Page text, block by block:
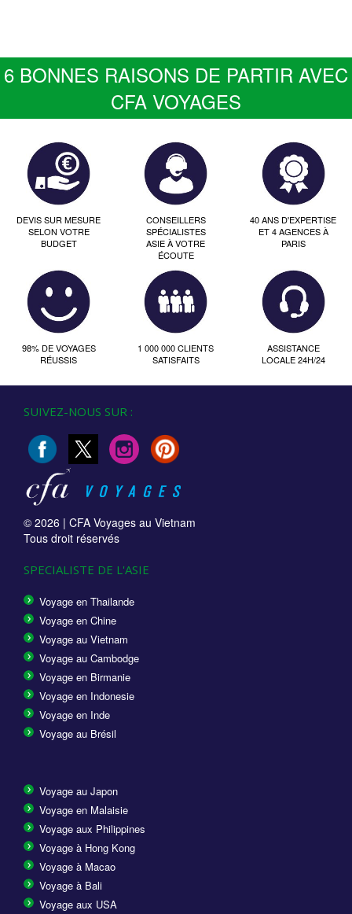
6 BONNES RAISONS DE PARTIR AVEC
CFA VOYAGES
DEVIS SUR MESURE
SELON VOTRE
BUDGET
CONSEILLERS
SPÉCIALISTES
ASIE À VOTRE
ÉCOUTE
40 ANS D'EXPERTISE
ET 4 AGENCES À
PARIS
98% DE VOYAGES
RÉUSSIS
1 000 000 CLIENTS
SATISFAITS
ASSISTANCE
LOCALE 24H/24
SUIVEZ-NOUS SUR :
© 2026 | CFA Voyages au Vietnam
Tous droit réservés
SPECIALISTE DE L'ASIE
Voyage en Thailande
Voyage en Chine
Voyage au Vietnam
Voyage au Cambodge
Voyage en Birmanie
Voyage en Indonesie
Voyage en Inde
Voyage au Brésil
Voyage au Japon
Voyage en Malaisie
Voyage aux Philippines
Voyage à Hong Kong
Voyage à Macao
Voyage à Bali
Voyage aux USA